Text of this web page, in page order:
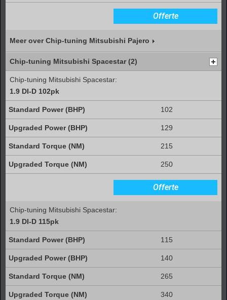
Offerte
Meer over Chip-tuning Mitsubishi Pajero
Chip-tuning Mitsubishi Spacestar (2)
Chip-tuning Mitsubishi Spacestar:
1.9 DI-D 102pk
102
129
215
250
Offerte
Chip-tuning Mitsubishi Spacestar:
1.9 DI-D 115pk
115
140
265
340